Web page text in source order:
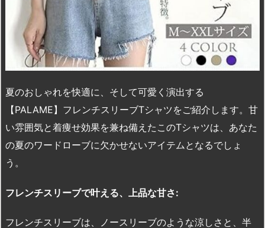
夏のおしゃれを快適に、そして可愛く演出する
【PALAME】フレンチスリーブTシャツをご紹介します。甘
い雰囲気と着痩せ効果を兼ね備えたこのTシャツは、あなた
の夏のワードローブに欠かせないアイテムとなるでしょ
う。
フレンチスリーブで叶える、上品な甘さ:
フレンチスリーブは、ノースリーブのような涼しさと、半